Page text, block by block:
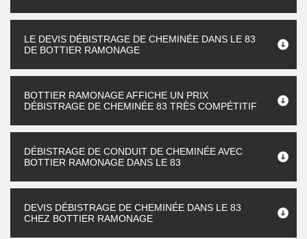
LE DEVIS DÉBISTRAGE DE CHEMINÉE DANS LE 83
DE BOTTIER RAMONAGE
BOTTIER RAMONAGE AFFICHE UN PRIX
DÉBISTRAGE DE CHEMINÉE 83 TRÈS COMPÉTITIF
DÉBISTRAGE DE CONDUIT DE CHEMINÉE AVEC
BOTTIER RAMONAGE DANS LE 83
DEVIS DÉBISTRAGE DE CHEMINÉE DANS LE 83
CHEZ BOTTIER RAMONAGE